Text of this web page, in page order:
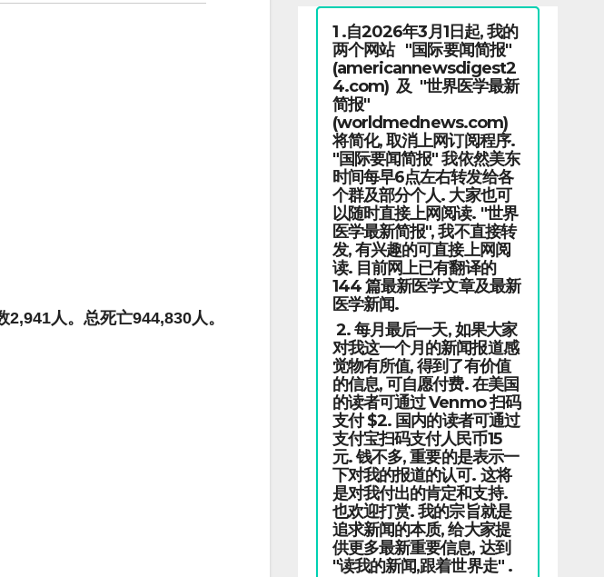
2,941人。总死亡944,830人。
1 .自2026年3月1日起, 我的
两个网站 "国际要闻简报"
(americannewsdigest2
4.com) 及 "世界医学最新
简报"
(worldmednews.com)
将简化, 取消上网订阅程序.
"国际要闻简报" 我依然美东
时间每早6点左右转发给各
个群及部分个人. 大家也可
以随时直接上网阅读. "世界
医学最新简报", 我不直接转
发, 有兴趣的可直接上网阅
读. 目前网上已有翻译的
144 篇最新医学文章及最新
医学新闻.
2. 每月最后一天, 如果大家
对我这一个月的新闻报道感
觉物有所值, 得到了有价值
的信息, 可自愿付费. 在美国
的读者可通过 Venmo 扫码
支付 $2. 国内的读者可通过
支付宝扫码支付人民币15
元. 钱不多, 重要的是表示一
下对我的报道的认可. 这将
是对我付出的肯定和支持.
也欢迎打赏. 我的宗旨就是
追求新闻的本质, 给大家提
供更多最新重要信息, 达到
"读我的新闻,跟着世界走" .